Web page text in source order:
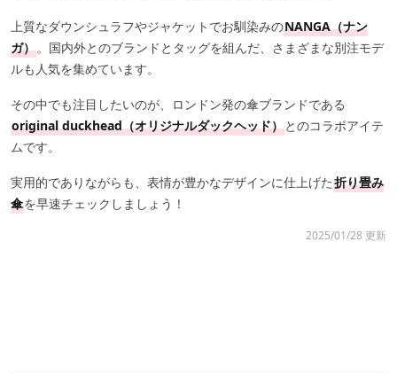
上質なダウンシュラフやジャケットでお馴染みのNANGA（ナン
ガ）。国内外とのブランドとタッグを組んだ、さまざまな別注モデ
ルも人気を集めています。
その中でも注目したいのが、ロンドン発の傘ブランドである
original duckhead（オリジナルダックヘッド）とのコラボアイテ
ムです。
実用的でありながらも、表情が豊かなデザインに仕上げた折り畳み
傘を早速チェックしましょう！
2025/01/28 更新